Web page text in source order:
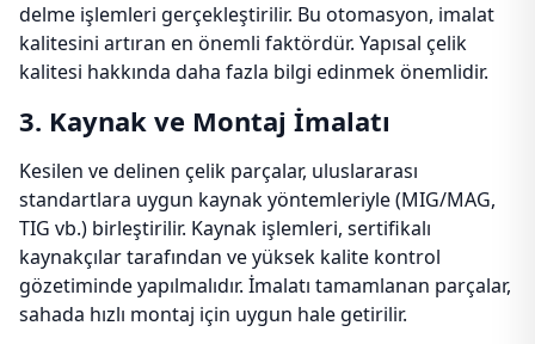
delme işlemleri gerçekleştirilir. Bu otomasyon, imalat
kalitesini artıran en önemli faktördür. Yapısal çelik
kalitesi hakkında daha fazla bilgi edinmek önemlidir.
3. Kaynak ve Montaj İmalatı
Kesilen ve delinen çelik parçalar, uluslararası
standartlara uygun kaynak yöntemleriyle (MIG/MAG,
TIG vb.) birleştirilir. Kaynak işlemleri, sertifikalı
kaynakçılar tarafından ve yüksek kalite kontrol
gözetiminde yapılmalıdır. İmalatı tamamlanan parçalar,
sahada hızlı montaj için uygun hale getirilir.